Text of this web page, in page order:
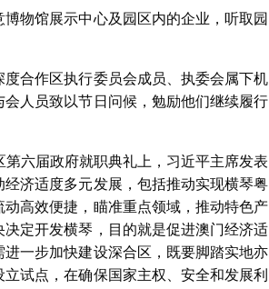
物馆展示中心及园区内的企业，听取园
合作区执行委员会成员、执委会属下机
人员致以节日问候，勉励他们继续履行
六届政府就职典礼上，习近平主席发表
济适度多元发展，包括推动实现横琴粤
高效便捷，瞄准重点领域，推动特色产
定开发横琴，目的就是促进澳门经济适
一步加快建设深合区，既要脚踏实地亦
试点，在确保国家主权、安全和发展利